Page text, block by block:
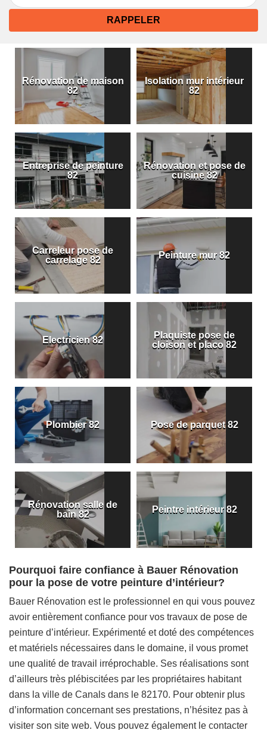
Rénovation de maison
82
Isolation mur intérieur
82
Entreprise de peinture
82
Rénovation et pose de
cuisine 82
Carreleur pose de
carrelage 82
Peinture mur 82
Electricien 82
Plaquiste pose de
cloison et placo 82
Plombier 82 Pose de parquet 82
Rénovation salle de
bain 82
Peintre intérieur 82
Pourquoi faire confiance à Bauer Rénovation
pour la pose de votre peinture d’intérieur?
Bauer Rénovation est le professionnel en qui vous pouvez
avoir entièrement confiance pour vos travaux de pose de
peinture d’intérieur. Expérimenté et doté des compétences
et matériels nécessaires dans le domaine, il vous promet
une qualité de travail irréprochable. Ses réalisations sont
d’ailleurs très plébiscitées par les propriétaires habitant
dans la ville de Canals dans le 82170. Pour obtenir plus
d’information concernant ses prestations, n’hésitez pas à
visiter son site web. Vous pouvez également le contacter